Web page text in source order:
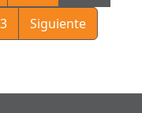
Siguiente